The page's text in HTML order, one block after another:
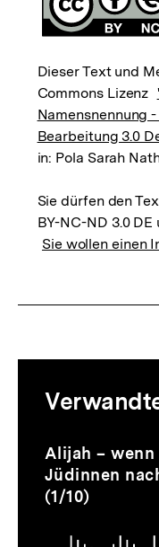
Dieser Text und
Commons Lizenz
Namensnennung
Bearbeitung 3.0
in: Pola Sarah
Sie dürfen den
BY-NC-ND 3.0
Sie wollen einen
zur
Thematik
überspringen
Audio
Dauer
29
Min.
Alijah –
Jüdinnen
(1/10)